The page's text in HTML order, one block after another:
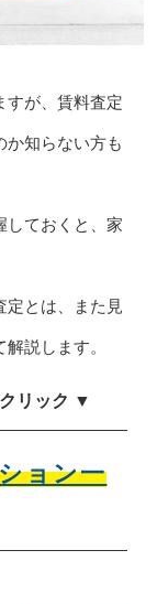
すが、賃料査定
か知らない方も
しておくと、家
定とは、また見
説します。
リック ▼
ョン一